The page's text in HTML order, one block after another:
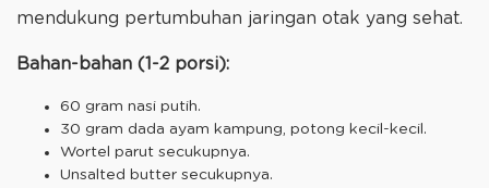
mendukung pertumbuhan jaringan otak yang sehat.
Bahan-bahan (1-2 porsi):
60 gram nasi putih.
30 gram dada ayam kampung, potong kecil-kecil.
Wortel parut secukupnya.
Unsalted butter secukupnya.